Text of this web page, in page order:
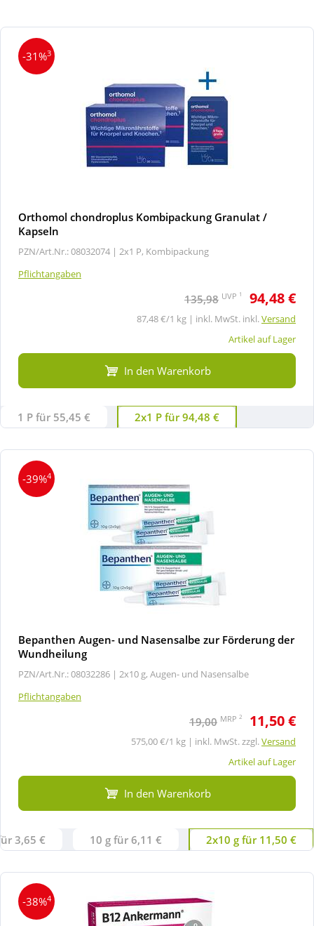
-31%3
Orthomol chondroplus Kombipackung Granulat /
Kapseln
PZN/Art.Nr.: 08032074 | 2x1 P, Kombipackung
Pflichtangaben
135,98 UVP 1 94,48 €
87,48 €/1 kg | inkl. MwSt. inkl.Versand
Artikel auf Lager
In den Warenkorb
1 P für 55,45 € 2x1 P für 94,48 €
-39%4
Bepanthen Augen- und Nasensalbe zur Förderung der
Wundheilung
PZN/Art.Nr.: 08032286 | 2x10 g, Augen- und Nasensalbe
Pflichtangaben
19,00 MRP 2 11,50 €
575,00 €/1 kg | inkl. MwSt. zzgl.Versand
Artikel auf Lager
In den Warenkorb
3,65 € 10 g für 6,11 € 2x10 g für 11,50 €
-38%4